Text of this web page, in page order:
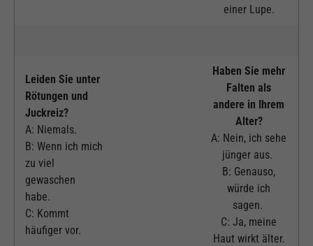
einer Lupe.
Leiden Sie unter
Rötungen und
Juckreiz?
A: Niemals.
B: Wenn ich mich
zu viel
gewaschen
habe.
C: Kommt
häufiger vor.
Haben Sie mehr
Falten als
andere in Ihrem
Alter?
A: Nein, ich sehe
jünger aus.
B: Genauso,
würde ich
sagen.
C: Ja, meine
Haut wirkt älter.